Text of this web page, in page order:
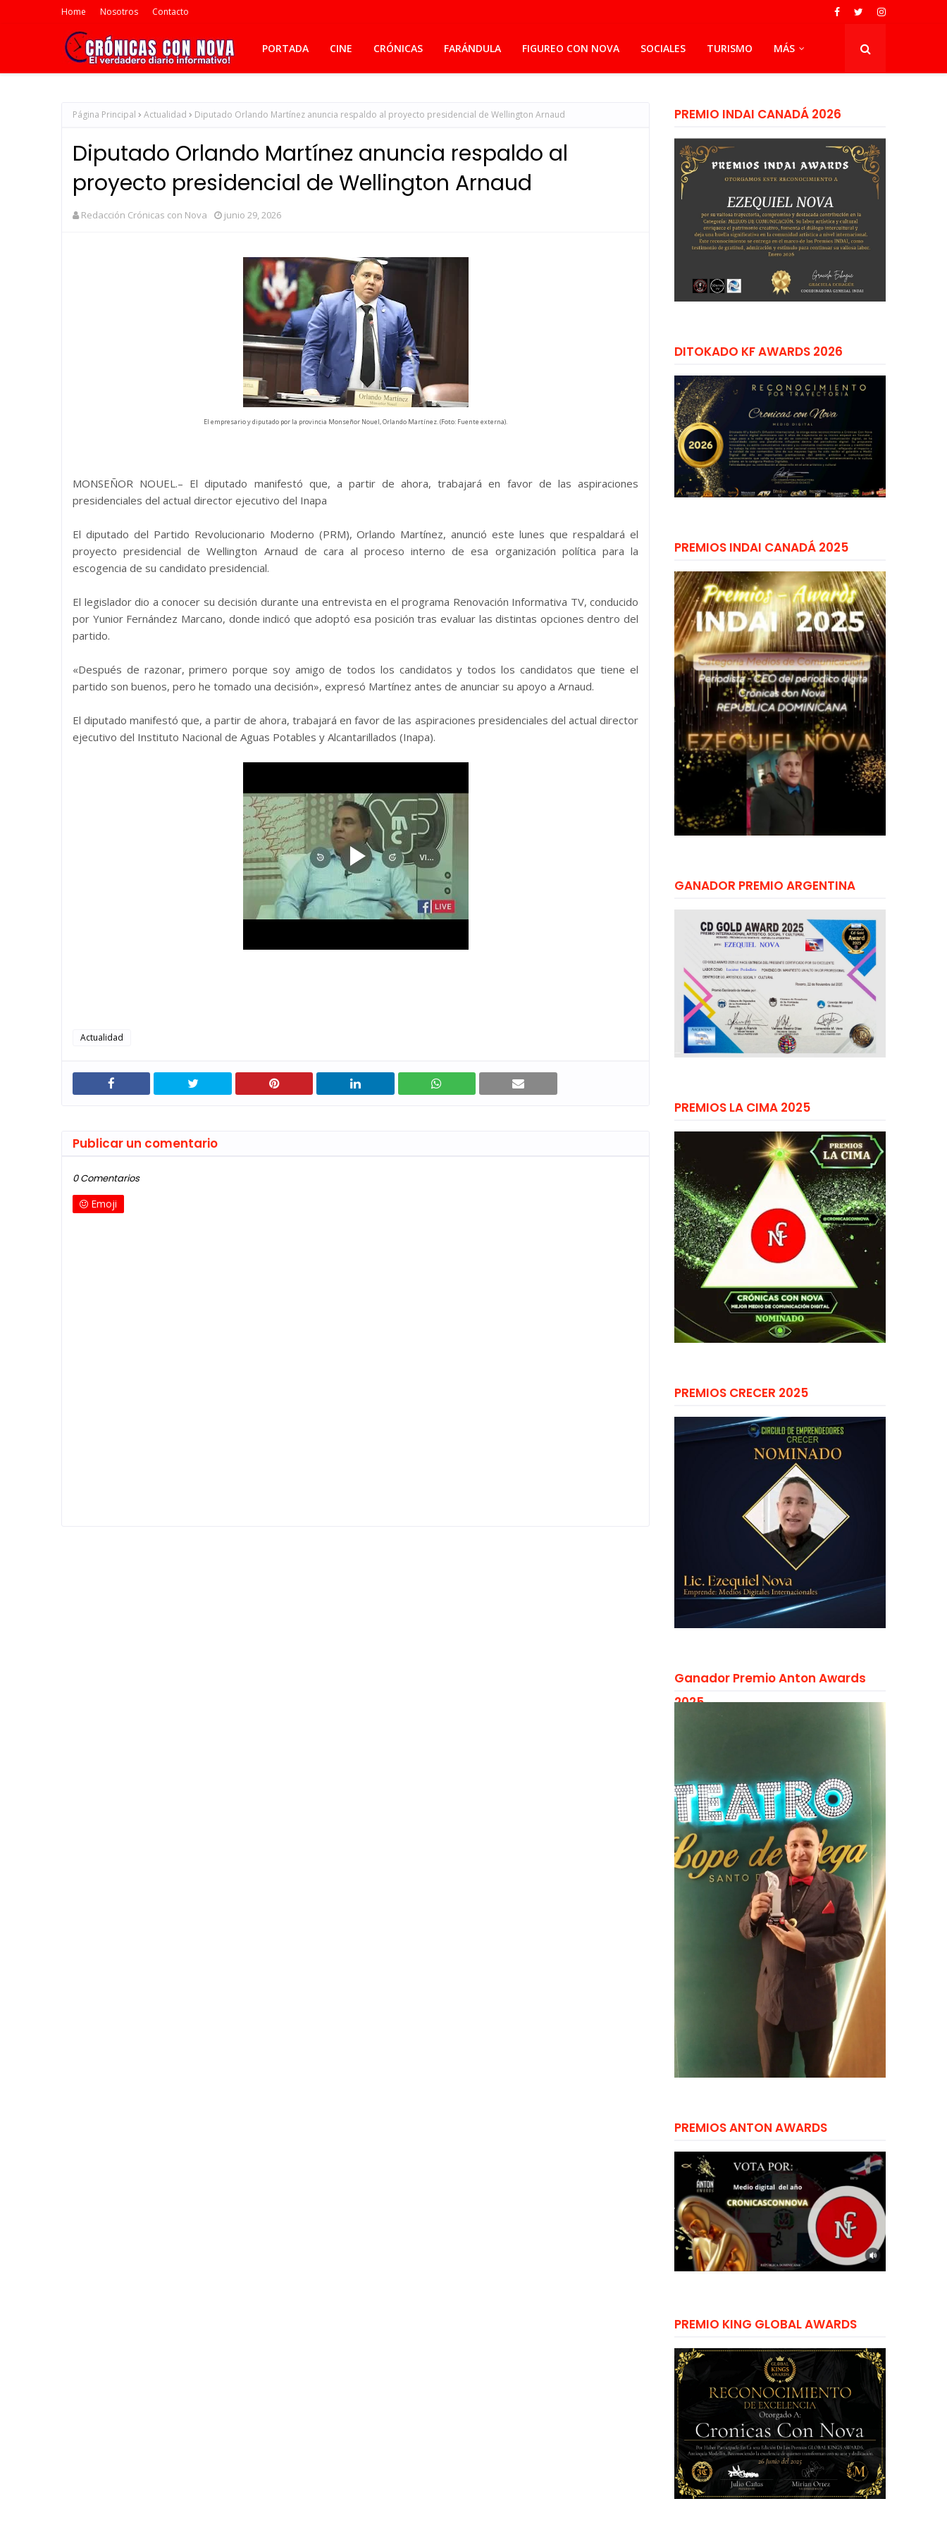
Home Nosotros Contacto
PORTADA CINE CRÓNICAS FARÁNDULA FIGUREO CON NOVA SOCIALES TURISMO MÁS
Página Principal Actualidad Diputado Orlando Martínez anuncia respaldo al proyecto presidencial de Wellington Arnaud
Diputado Orlando Martínez anuncia respaldo al
proyecto presidencial de Wellington Arnaud
Redacción Crónicas con Nova junio 29, 2026
El empresario y diputado por la provincia Monseñor Nouel, Orlando Martínez. (Foto: Fuente externa).
MONSEÑOR NOUEL.– El diputado manifestó que, a partir de ahora, trabajará en favor de las aspiraciones
presidenciales del actual director ejecutivo del Inapa
El diputado del Partido Revolucionario Moderno (PRM), Orlando Martínez, anunció este lunes que respaldará el
proyecto presidencial de Wellington Arnaud de cara al proceso interno de esa organización política para la
escogencia de su candidato presidencial.
El legislador dio a conocer su decisión durante una entrevista en el programa Renovación Informativa TV, conducido
por Yunior Fernández Marcano, donde indicó que adoptó esa posición tras evaluar las distintas opciones dentro del
partido.
«Después de razonar, primero porque soy amigo de todos los candidatos y todos los candidatos que tiene el
partido son buenos, pero he tomado una decisión», expresó Martínez antes de anunciar su apoyo a Arnaud.
El diputado manifestó que, a partir de ahora, trabajará en favor de las aspiraciones presidenciales del actual director
ejecutivo del Instituto Nacional de Aguas Potables y Alcantarillados (Inapa).
Actualidad
Publicar un comentario
0 Comentarios
Emoji
PREMIO INDAI CANADÁ 2026
DITOKADO KF AWARDS 2026
PREMIOS INDAI CANADÁ 2025
GANADOR PREMIO ARGENTINA
PREMIOS LA CIMA 2025
PREMIOS CRECER 2025
Ganador Premio Anton Awards
2025
PREMIOS ANTON AWARDS
PREMIO KING GLOBAL AWARDS